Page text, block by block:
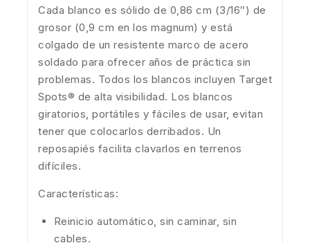
Cada blanco es sólido de 0,86 cm (3/16″) de
grosor (0,9 cm en los magnum) y está
colgado de un resistente marco de acero
soldado para ofrecer años de práctica sin
problemas. Todos los blancos incluyen Target
Spots® de alta visibilidad. Los blancos
giratorios, portátiles y fáciles de usar, evitan
tener que colocarlos derribados. Un
reposapiés facilita clavarlos en terrenos
difíciles.
Características:
Reinicio automático, sin caminar, sin
cables.